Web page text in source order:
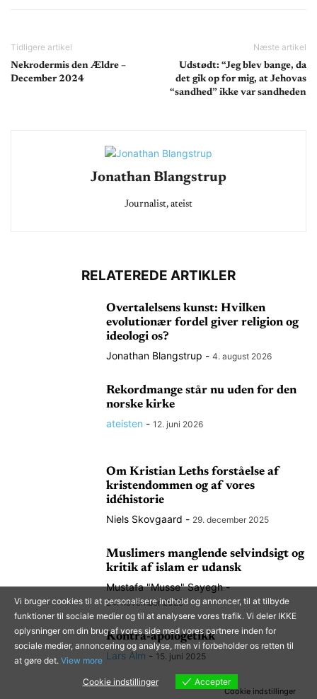
Tidligere artikel
Nekrodermis den Ældre –
December 2024
Næste artikel
Udstødt: “Jeg blev bange, da
det gik op for mig, at Jehovas
“sandhed” ikke var sandheden
Jonathan Blangstrup
Journalist, ateist
RELATEREDE ARTIKLER
Overtalelsens kunst: Hvilken
evolutionær fordel giver religion og
ideologi os?
Jonathan Blangstrup - 4. august 2026
Rekordmange står nu uden for den
norske kirke
ateisten - 12. juni 2026
Om Kristian Leths forståelse af
kristendommen og af vores
idéhistorie
Niels Skovgaard - 29. december 2025
Muslimers manglende selvindsigt og
kritik af islam er udansk
Mustafa "Musse" Sayegh -
24. november 2025
Kontra-apologetikk
Lars Alm - 15. juni 2025
Vi bruger cookies til at personalisere indhold og annoncer, til at tilbyde
funktioner til sociale medier og til at analysere vores trafik. Vi deler IKKE
oplysninger om din brug af vores side med vores partnere inden for
sociale medier, annoncering og analyse, men vi forbeholder os retten til
at gøre det. View more
Cookie indstillinger
Accepter
Cookie indstillinger